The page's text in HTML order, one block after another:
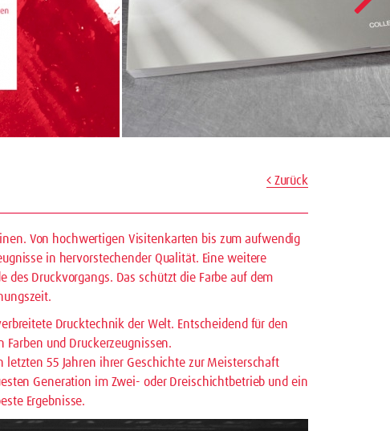
Zurück
Von hochwertigen Visitenkarten bis zum aufwendig
in hervorstechender Qualität. Eine weitere
des Druckvorgangs. Das schützt die Farbe auf dem
Drucktechnik der Welt. Entscheidend für den
und Druckerzeugnissen.
letzten 55 Jahren ihrer Geschichte zur Meisterschaft
Generation im Zwei- oder Dreischichtbetrieb und ein
Ergebnisse.